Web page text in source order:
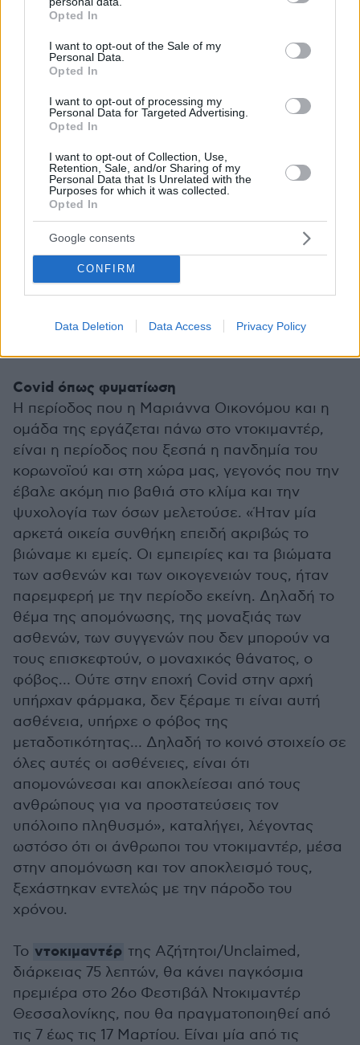
grant or deny consent to Google and its third-party tags to
use your data for below specified purposes in below Google
consent section.
Opted In
I want to opt-out of the Sale of my
Personal Data.
Opted In
I want to opt-out of processing my
Personal Data for Targeted Advertising.
Opted In
I want to opt-out of Collection, Use,
Retention, Sale, and/or Sharing of my
Personal Data that Is Unrelated with the
Purposes for which it was collected.
Opted In
Google consents
CONFIRM
Data Deletion Data Access Privacy Policy
αναζήτηση ζώντων συγγενών κάποιων από
εντοπίσαμε τρεις συγγενείς που μιλάνε στην
ταινία και αυτό για μένα την κάνει ακόμα πιο
ενδιαφέρουσα, από την άποψη του τι σημαίνει
να συναντιέται κάποιος με μία δύσκολη μνήμη»
αναφέρει η κ. Οικονόμου.
Κάνει λόγο για μία μνήμη η οποία είναι
συνυφασμένη με ένα τραύμα. «Είναι ένα
προσωπικό αλλά και ένα συλλογικό τραύμα.
Δηλαδή και μία κοινωνία κάπως …εξαφάνισε
αυτούς τους ανθρώπους, αλλά και οι
οικογένειές τους οι ίδιες μέχρι σήμερα δεν
πού είναι οι άνθρωποί τους, δεν ξέρουν τίποτα»
Covid όπως φυματίωση
Η περίοδος που η Μαριάννα Οικονόμου και η
ομάδα της εργάζεται πάνω στο ντοκιμαντέρ,
είναι η περίοδος που ξεσπά η πανδημία του
κορωνοϊού και στη χώρα μας, γεγονός που την
έβαλε ακόμη πιο βαθιά στο κλίμα και την
ψυχολογία των όσων μελετούσε. «Ήταν μία
αρκετά οικεία συνθήκη επειδή ακριβώς το
βιώναμε κι εμείς. Οι εμπειρίες και τα βιώματα
των ασθενών και των οικογενειών τους, ήταν
παρεμφερή με την περίοδο εκείνη. Δηλαδή το
θέμα της απομόνωσης, της μοναξιάς των
ασθενών, των συγγενών που δεν μπορούν να
τους επισκεφτούν, ο μοναχικός θάνατος, ο
φόβος… Ούτε στην εποχή Covid στην αρχή
υπήρχαν φάρμακα, δεν ξέραμε τι είναι αυτή
ασθένεια, υπήρχε ο φόβος της
μεταδοτικότητας… Δηλαδή το κοινό στοιχείο σε
όλες αυτές οι ασθένειες, είναι ότι
απομονώνεσαι και αποκλείεσαι από τους
ανθρώπους για να προστατεύσεις τον
υπόλοιπο πληθυσμό», καταλήγει, λέγοντας
ωστόσο ότι οι άνθρωποι του ντοκιμαντέρ, μέσα
στην απομόνωση και τον αποκλεισμό τους,
ξεχάστηκαν εντελώς με την πάροδο του
χρόνου.
Το ντοκιμαντέρ της Αζήτητοι/Unclaimed,
διάρκειας 75 λεπτών, θα κάνει παγκόσμια
πρεμιέρα στο 26ο Φεστιβάλ Ντοκιμαντέρ
Θεσσαλονίκης, που θα πραγματοποιηθεί από
τις 7 έως τις 17 Μαρτίου. Είναι μία από τις